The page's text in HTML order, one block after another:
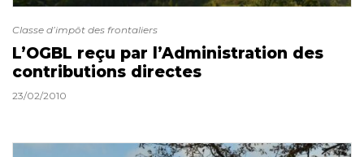
Classe d’impôt des frontaliers
L’OGBL reçu par l’Administration des
contributions directes
23/02/2010